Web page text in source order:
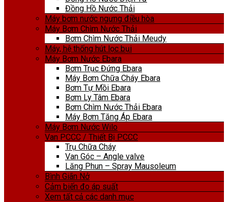
Đồng Hồ Nước Thải
Máy bơm nước ngưng điều hòa
Máy Bơm Chìm Nước Thải
Bơm Chìm Nước Thải Meudy
Máy, hệ thống hút lọc bụi
Máy Bơm Nước Ebara
Bơm Trục Đứng Ebara
Máy Bơm Chữa Cháy Ebara
Bơm Tự Mồi Ebara
Bơm Ly Tâm Ebara
Bơm Chìm Nước Thải Ebara
Máy Bơm Tăng Áp Ebara
Máy Bơm Nước Wilo
Van PCCC / Thiết Bị PCCC
Trụ Chữa Cháy
Van Góc – Angle valve
Lăng Phun – Spray Mausoleum
Bình Giãn Nở
Cảm biến đo áp suất
Xem tất cả các danh mục